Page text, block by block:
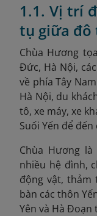
1.1. Vị trí
tụ giữa đô
Chùa Hương
Đức, Hà Nội,
về phía Tây
Hà Nội, du
tô, xe máy, xe
Suối Yến để
Chùa Hương
nhiều hệ đình,
động vật, thảm
bàn các thôn
Yên và Hà Đoạn